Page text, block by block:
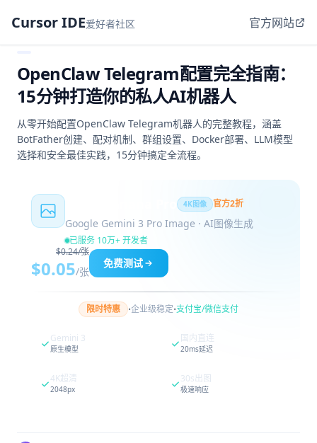
Cursor IDE爱好者社区 官方网站
OpenClaw Telegram配置完全指南：
15分钟打造你的私人AI机器人
从零开始配置OpenClaw Telegram机器人的完整教程，涵盖
BotFather创建、配对机制、群组设置、Docker部署、LLM模型
选择和安全最佳实践，15分钟搞定全流程。
4K图像 官方2折
Google Gemini 3 Pro Image · AI图像生成
已服务 10万+ 开发者
$0.24/张
$0.05/张
免费测试
限时特惠 ·企业级稳定·支付宝/微信支付
Gemini 3
原生模型
国内直连
20ms延迟
4K超清
2048px
30s出图
极速响应